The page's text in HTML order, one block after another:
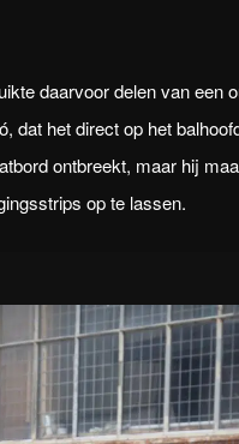
daarvoor delen van een
dat het direct op het
ontbreekt, maar hij
op te lassen.